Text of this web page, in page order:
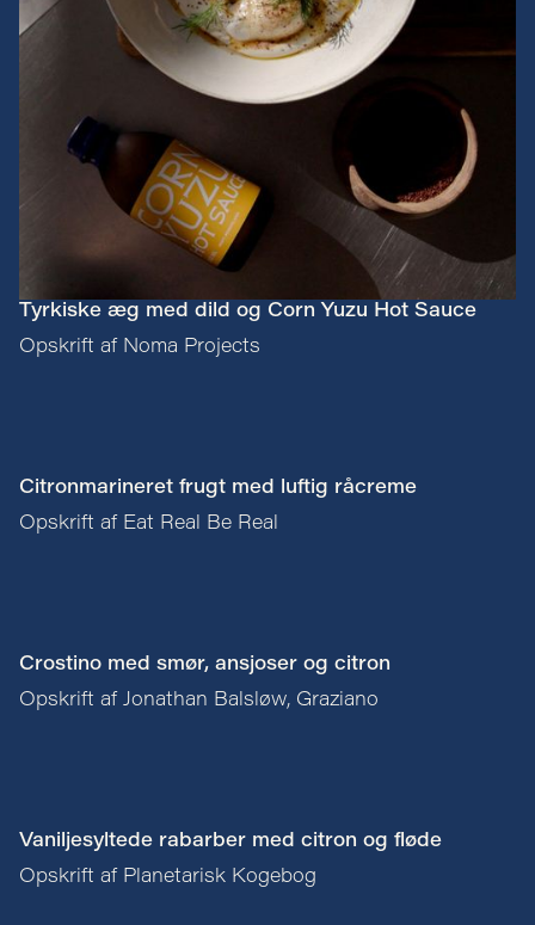
Tyrkiske æg med dild og Corn Yuzu Hot Sauce
Opskrift af Noma Projects
Citronmarineret frugt med luftig råcreme
Opskrift af Eat Real Be Real
Crostino med smør, ansjoser og citron
Opskrift af Jonathan Balsløw, Graziano
Vaniljesyltede rabarber med citron og fløde
Opskrift af Planetarisk Kogebog